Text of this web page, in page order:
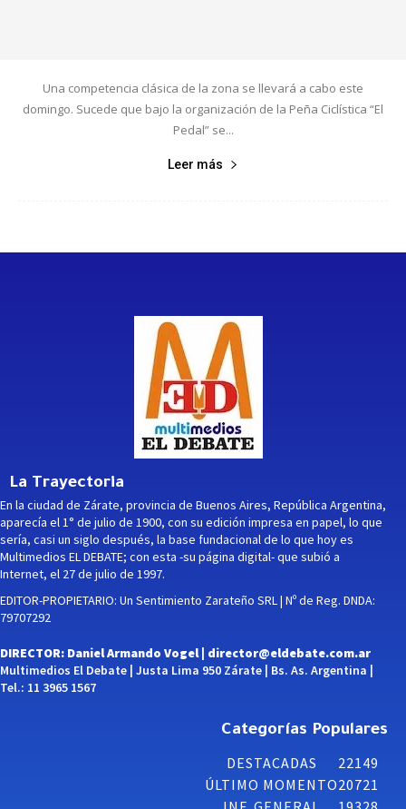
Una competencia clásica de la zona se llevará a cabo este
domingo. Sucede que bajo la organización de la Peña Ciclística “El
Pedal” se...
Leer más
La Trayectoria
En la ciudad de Zárate, provincia de Buenos Aires, República Argentina,
aparecía el 1° de julio de 1900, con su edición impresa en papel, lo que
sería, casi un siglo después, la base fundacional de lo que hoy es
Multimedios EL DEBATE; con esta -su página digital- que subió a
Internet, el 27 de julio de 1997.
EDITOR-PROPIETARIO: Un Sentimiento Zarateño SRL | Nº de Reg. DNDA:
79707292
DIRECTOR: Daniel Armando Vogel | director@eldebate.com.ar
Multimedios El Debate | Justa Lima 950 Zárate | Bs. As. Argentina |
Tel.: 11 3965 1567
Categorías Populares
DESTACADAS
22149
ÚLTIMO MOMENTO20721